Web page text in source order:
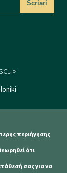
περιήγησης
ότι
σας για να